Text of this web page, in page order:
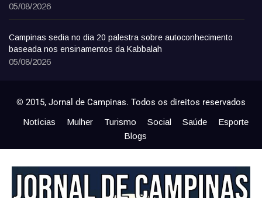
05/08/2026
Campinas sedia no dia 20 palestra sobre autoconhecimento
baseada nos ensinamentos da Kabbalah
05/08/2026
© 2015, Jornal de Campinas. Todos os direitos reservados
Notícias Mulher Turismo Social Saúde
Esporte
Blogs